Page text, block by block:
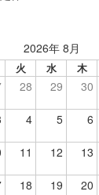
2026年 8月
火 水 木
28 29 30
4 5 6
11 12 13
18 19 20